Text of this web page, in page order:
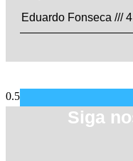
Eduardo Fonseca
4
Siga